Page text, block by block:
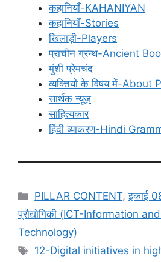
कहानियाँ-KAHANIYAN
कहानियाँ-Stories
खिलाड़ी-Players
प्राचीन ग्रन्थ-Ancient
मुंशी प्रेमचंद
व्यक्तियों के विषय में-About
सार्थक न्यूज़
साहित्यकार
हिंदी व्याकरण-Hindi
Categories
PILLAR CONTENT,इकाई
प्रौद्योगिकी (ICT-Information
Technology)
Tags
12-Digital initiatives in